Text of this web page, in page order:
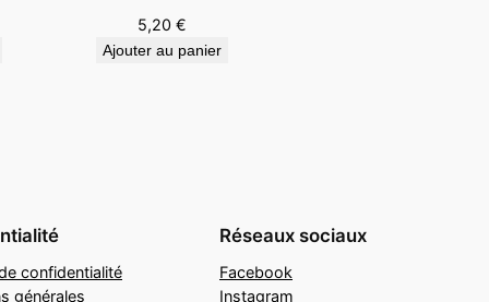
5,20 €
Ajouter au panier
confidentialité
générales
Réseaux sociaux
Facebook
Instagram